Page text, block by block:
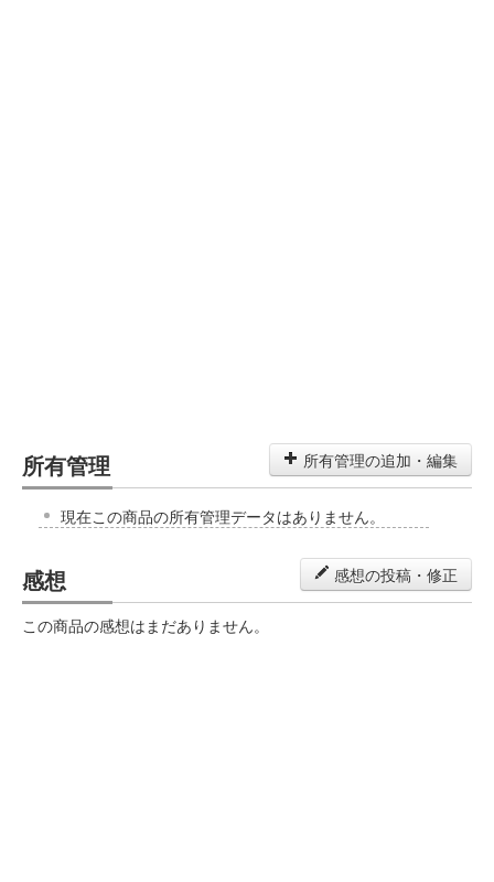
所有管理 所有管理の追加・編集
現在この商品の所有管理データはありません。
感想 感想の投稿・修正
この商品の感想はまだありません。